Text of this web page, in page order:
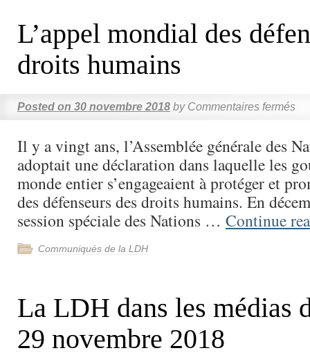
L’appel mondial des
droits humains
Posted on 30 novembre 2018 by Commentaires fermés
Il y a vingt ans, l’Assemblée générale des
adoptait une déclaration dans laquelle les
monde entier s’engageaient à protéger et
des défenseurs des droits humains. En
session spéciale des Nations … Continue
Communiqués de la LDH
La LDH dans les médias
29 novembre 2018